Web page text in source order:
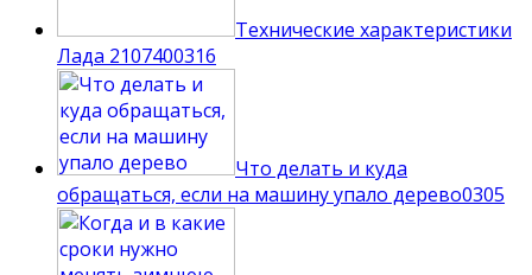
Технические характеристики
Лада 2107400316
Что делать и куда
обращаться, если на машину упало дерево0305